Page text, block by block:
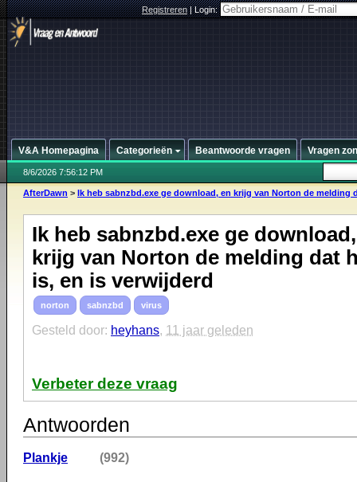
Registreren|Login:
V&A Homepagina Categorieën Beantwoorde vragen Vragen
8/6/2026 7:56:12 PM
AfterDawn > Ik heb sabnzbd.exe ge download, en krijg van Norton de melding
Ik heb sabnzbd.exe ge
krijg van Norton de melding dat
is, en is verwijderd
norton sabnzbd virus
Gesteld door: heyhans, 11 jaar geleden
Verbeter deze vraag
Antwoorden
Plankje (992)